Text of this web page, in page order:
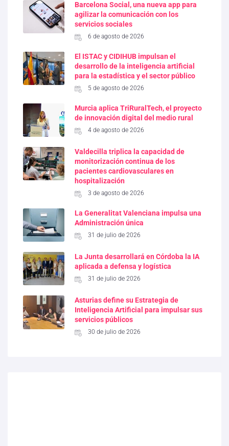
Barcelona Social, una nueva app para
agilizar la comunicación con los
servicios sociales
6 de agosto de 2026
El ISTAC y CIDIHUB impulsan el
desarrollo de la inteligencia artificial
para la estadística y el sector público
5 de agosto de 2026
Murcia aplica TriRuralTech, el proyecto
de innovación digital del medio rural
4 de agosto de 2026
Valdecilla triplica la capacidad de
monitorización continua de los
pacientes cardiovasculares en
hospitalización
3 de agosto de 2026
La Generalitat Valenciana impulsa una
Administración única
31 de julio de 2026
La Junta desarrollará en Córdoba la IA
aplicada a defensa y logística
31 de julio de 2026
Asturias define su Estrategia de
Inteligencia Artificial para impulsar sus
servicios públicos
30 de julio de 2026